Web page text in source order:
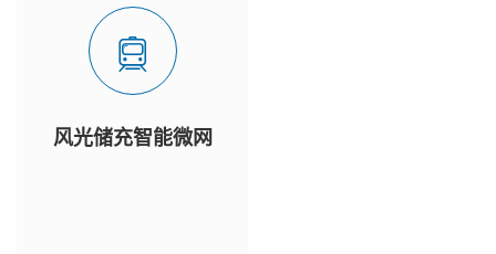
风光储充智能微网